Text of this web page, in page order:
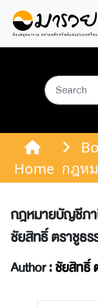
Home กฎห
กฎหมายบัญชีภา
ชัยสิทธิ์ ตราชูธร
Author :ชัยสิทธิ์